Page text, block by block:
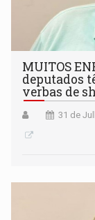
MUITOS
deputados
verbas de
31 de